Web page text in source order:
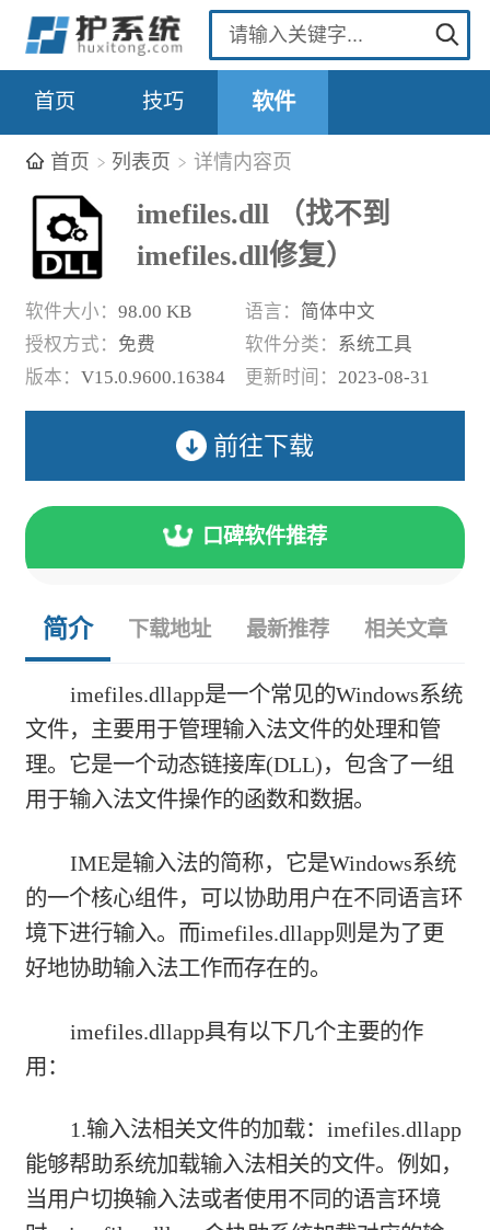
首页 技巧 软件
首页 列表页 详情内容页
imefiles.dll （找不到
imefiles.dll修复）
软件大小：98.00 KB 语言： 简体中文
授权方式： 免费 软件分类： 系统工具
版本：V15.0.9600.16384 更新时间： 2023-08-31
前往下载
口碑软件推荐
简介 下载地址 最新推荐 相关文章
imefiles.dllapp是一个常见的Windows系统
文件，主要用于管理输入法文件的处理和管
理。它是一个动态链接库(DLL)，包含了一组
用于输入法文件操作的函数和数据。
IME是输入法的简称，它是Windows系统
的一个核心组件，可以协助用户在不同语言环
境下进行输入。而imefiles.dllapp则是为了更
好地协助输入法工作而存在的。
imefiles.dllapp具有以下几个主要的作
用：
1.输入法相关文件的加载：imefiles.dllapp
能够帮助系统加载输入法相关的文件。例如，
当用户切换输入法或者使用不同的语言环境